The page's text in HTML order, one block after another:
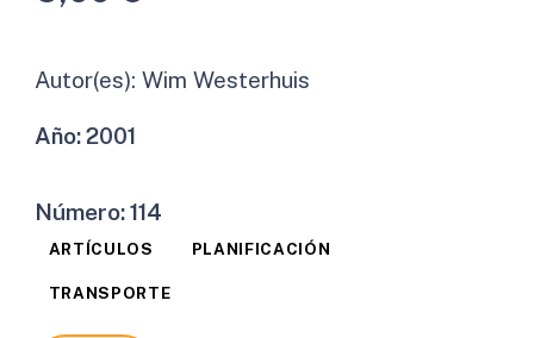
Autor(es): Wim Westerhuis
Año:2001
Número:114
ARTÍCULOS PLANIFICACIÓN
TRANSPORTE